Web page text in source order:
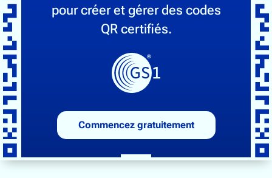
pour créer et gérer des codes
QR certifiés.
Commencez gratuitement